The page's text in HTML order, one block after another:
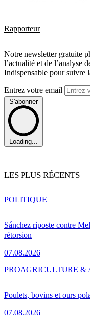
Rapporteur
Notre newsletter gratuite
l’actualité et de l’analyse
Indispensable pour suivre
Entrez votre email
S'abonner
Loading...
LES PLUS RÉCENTS
Sánchez riposte contre
rétorsion
07.08.2026
POLITIQUE
Poulets, bovins et ours
07.08.2026
PROAGRICULTURE &